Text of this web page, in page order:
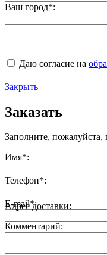
Ваш город*:
Даю согласие на
Закрыть
Заказать
Заполните,
Имя*:
Телефон*:
E-mail*:
Адрес доставки:
Комментарий: